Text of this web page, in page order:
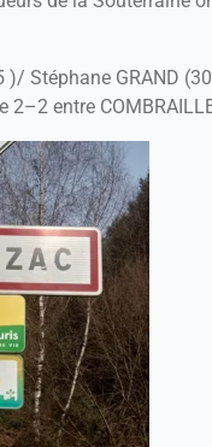
)/ Stéphane GRAND
entre